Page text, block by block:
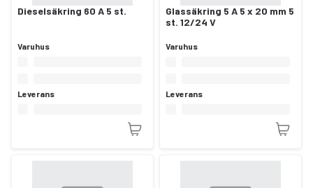
Dieselsäkring 60 A 5 st.
Varuhus
Leverans
Glassäkring 5 A 5 x 20 mm 5
st. 12/24 V
Varuhus
Leverans